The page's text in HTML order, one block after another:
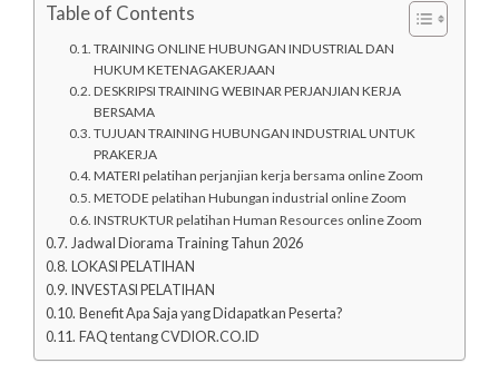
Table of Contents
TRAINING ONLINE HUBUNGAN INDUSTRIAL DAN
HUKUM KETENAGAKERJAAN
DESKRIPSI TRAINING WEBINAR PERJANJIAN KERJA
BERSAMA
TUJUAN TRAINING HUBUNGAN INDUSTRIAL UNTUK
PRAKERJA
MATERI pelatihan perjanjian kerja bersama online Zoom
METODE pelatihan Hubungan industrial online Zoom
INSTRUKTUR pelatihan Human Resources online Zoom
Jadwal Diorama Training Tahun 2026
LOKASI PELATIHAN
INVESTASI PELATIHAN
Benefit Apa Saja yang Didapatkan Peserta?
FAQ tentang CVDIOR.CO.ID